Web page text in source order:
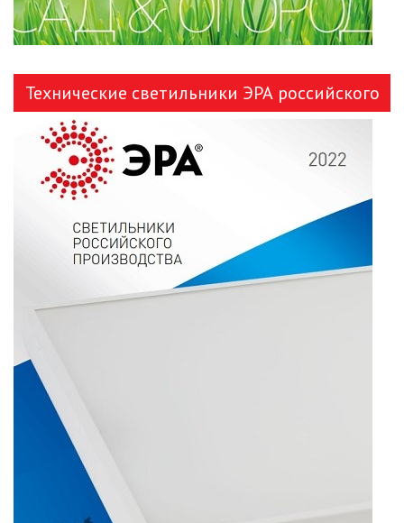
МОДУЛЬНЫЕ СИСТЕМЫ
ОСВЕЩЕНИЯ (LED МОДУЛИ)
НАСТОЛЬНЫЕ СВЕТИЛЬНИКИ
НИЗКОВОЛЬТНОЕ
НОВОГОДНЕЕ ОСВЕЩЕНИЕ
ОТВЕРТКИ
ПАЯЛЬНОЕ ОБОРУДОВАНИЕ
Технические светильники ЭРА российского